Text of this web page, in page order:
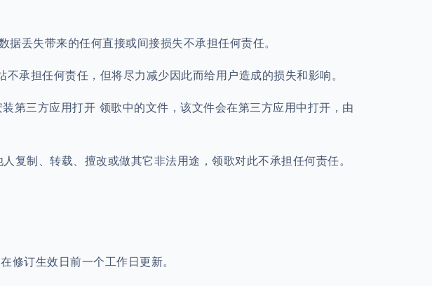
丢失带来的任何直接或间接损失不承担任何责任。
承担任何责任，但将尽力减少因此而给用户造成的损失和影响。
第三方应用打开 领歌中的文件，该文件会在第三方应用中打开，由
复制、转载、擅改或做其它非法用途，领歌对此不承担任何责任。
修订生效日前一个工作日更新。